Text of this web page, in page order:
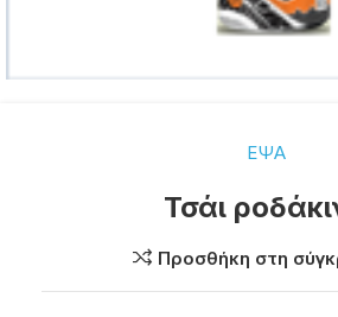
ΕΨΑ
Τσάι
Προσθήκη στη